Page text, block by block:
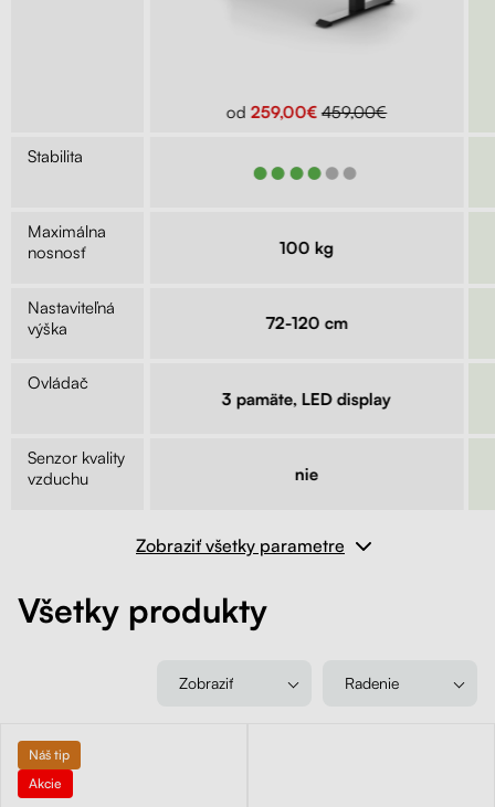
Stabilita
Maximálna
nosnosť
Nastaviteľná
výška
Ovládač
Senzor kvality
vzduchu
od259,00€ 459,00€
●●●●●●
100 kg
72-120 cm
3 pamäte, LED display
nie
Zobraziť všetky parametre
Všetky produkty
Radenie
Zobraziť
Náš tip
Akcie